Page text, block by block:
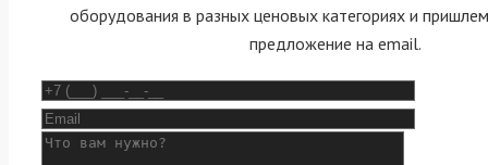
оборудования в разных ценовых категориях и
предложение на email.